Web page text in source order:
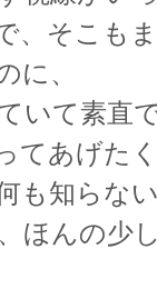
、そこも
に、
いて素直
てあげた
も知らな
ほんの少